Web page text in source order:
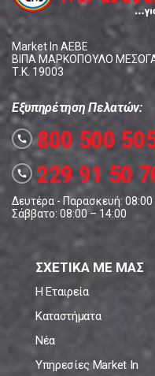
Market In ΑΕΒΕ
ΒΙΠΑ ΜΑΡΚΟΠΟΥΛΟ
Τ.Κ. 19003
Εξυπηρέτηση Πελατών:
call 800 500
call 229 91 50
Δευτέρα - Παρασκευή: 08:00
Σάββατο: 08:00 – 14:00
ΣΧΕΤΙΚΑ ΜΕ ΜΑΣ
Η Εταιρεία
Καταστήματα
Νέα
Υπηρεσίες Market In